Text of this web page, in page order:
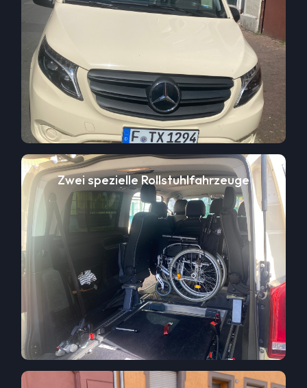
Zwei spezielle Rollstuhlfahrzeuge